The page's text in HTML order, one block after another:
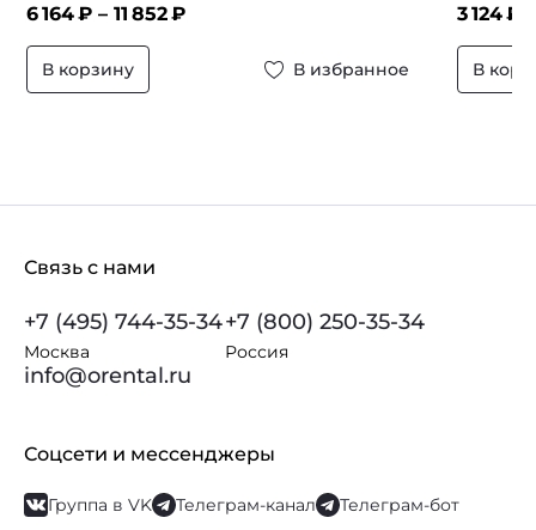
6 164₽ – 11 852₽
В корзину В избранное
3 124₽
В
Связь с нами
+7 (495) 744-35-34
Москва
+7 (800) 250-35-34
Россия
info@orental.ru
Соцсети и мессенджеры
Группа в VK Телеграм-канал Телеграм-бот